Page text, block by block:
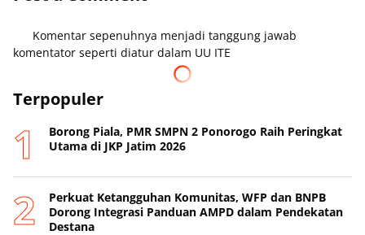
Komentar sepenuhnya menjadi tanggung jawab
komentator seperti diatur dalam UU ITE
Terpopuler
Borong Piala, PMR SMPN 2 Ponorogo Raih Peringkat
Utama di JKP Jatim 2026
Perkuat Ketangguhan Komunitas, WFP dan BNPB
Dorong Integrasi Panduan AMPD dalam Pendekatan
Destana